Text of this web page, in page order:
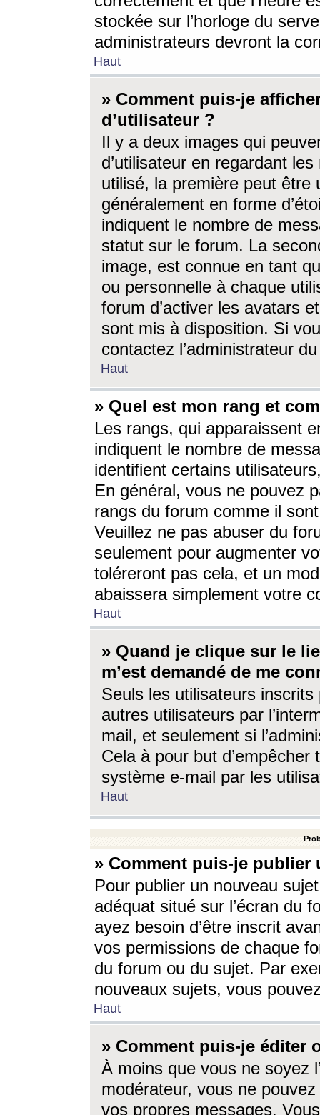
stockée sur l’horloge du
administrateurs devront la
Haut
» Comment puis-je
d’utilisateur ?
Il y a deux images qui
d’utilisateur en regardant
utilisé, la première peut être
généralement en forme
indiquent le nombre de
statut sur le forum. La
image, est connue en tant
ou personnelle à chaque
forum d’activer les avatars
sont mis à disposition. Si
contactez l’administrateur
Haut
» Quel est mon rang et
Les rangs, qui apparaissent
indiquent le nombre de
identifient certains
En général, vous ne pouvez
rangs du forum comme il
Veuillez ne pas abuser du
seulement pour augmenter
toléreront pas cela, et un
abaissera simplement votre
Haut
» Quand je clique sur le
m’est demandé de me
Seuls les utilisateurs
autres utilisateurs par
mail, et seulement si
Cela à pour but
système e-mail par les
Haut
» Comment puis-je
Pour publier un nouveau
adéquat situé sur l’écran du
ayez besoin d’être inscrit
vos permissions de chaque
du forum ou du sujet. Par
nouveaux sujets, vous
Haut
» Comment puis-je éditer
À moins que vous ne soyez
modérateur, vous ne
vos propres messages.